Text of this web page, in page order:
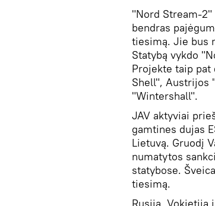
"Nord Stream-
bendras
tiesimą. Jie bus
Statybą vykdo
Projekte taip pat
Shell", Austrijos
"Wintershall".
JAV aktyviai
gamtines dujas
Lietuvą. Gruodį
numatytos
statybose.
tiesimą.
Rusija, Vokietija